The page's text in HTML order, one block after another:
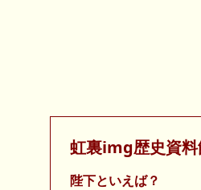
虹裏img歴史資
陛下といえば？